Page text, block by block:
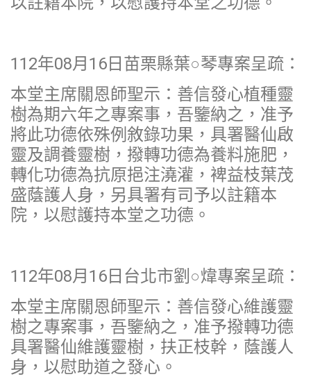
112年08月16日苗栗縣葉○琴專案呈疏：
本堂主席關恩師聖示：善信發心植種靈
樹為期六年之專案事，吾鑒納之，准予
將此功德依殊例敘錄功果，具署醫仙啟
靈及調養靈樹，撥轉功德為養料施肥，
轉化功德為抗原挹注澆灌，裨益枝葉茂
盛蔭護人身，另具署有司予以註籍本
院，以慰護持本堂之功德。
112年08月16日台北市劉○煒專案呈疏：
本堂主席關恩師聖示：善信發心維護靈
樹之專案事，吾鑒納之，准予撥轉功德
具署醫仙維護靈樹，扶正枝幹，蔭護人
身，以慰助道之發心。